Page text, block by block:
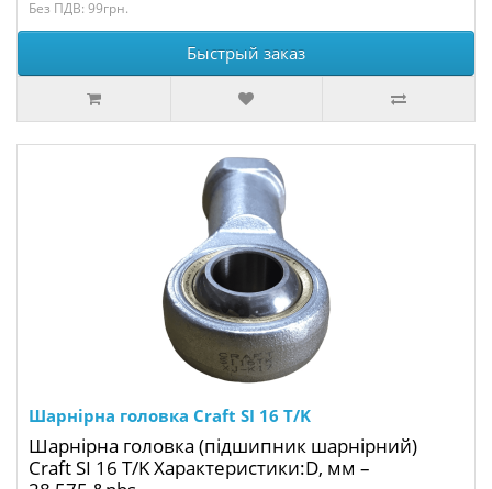
Без ПДВ: 99грн.
Быстрый заказ
Шарнірна головка Craft SI 16 T/K
Шарнірна головка (підшипник шарнірний)
Craft SI 16 T/K Характеристики:D, мм –